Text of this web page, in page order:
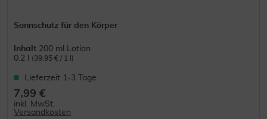
Sonnschutz für den Körper
Inhalt 200 ml Lotion
0.2 l
(39,95 € / 1 l)
Lieferzeit 1-3 Tage
7,99 €
inkl. MwSt.
Versandkosten